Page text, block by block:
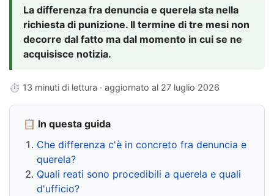
La differenza fra denuncia e querela sta nella
richiesta di punizione. Il termine di tre mesi non
decorre dal fatto ma dal momento in cui se ne
acquisisce notizia.
⏱ 13 minuti di lettura · aggiornato al 27 luglio 2026
📋 In questa guida
Che differenza c'è in concreto fra denuncia e
querela?
Quali reati sono procedibili a querela e quali
d'ufficio?